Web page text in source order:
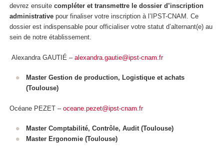
devrez ensuite compléter et transmettre le dossier d’inscription
administrative pour finaliser votre inscription à l’IPST-CNAM. Ce
dossier est indispensable pour officialiser votre statut d’alternant(e) au
sein de notre établissement.
Alexandra GAUTIÉ – alexandra.gautie@ipst-cnam.fr
Master Gestion de production, Logistique et achats
(Toulouse)
Océane PEZET – oceane.pezet@ipst-cnam.fr
Master Comptabilité, Contrôle, Audit (Toulouse)
Master Ergonomie (Toulouse)